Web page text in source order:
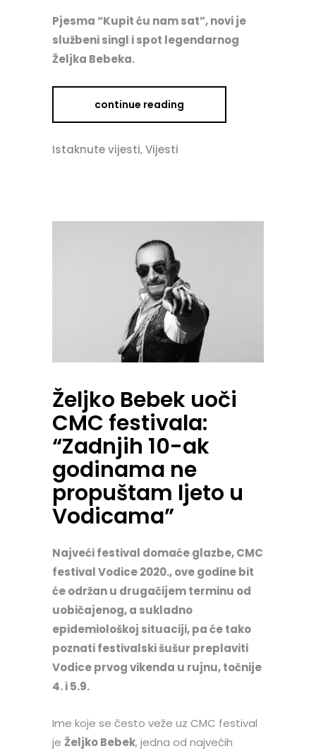
Pjesma “Kupit ću nam sat”, novi je
službeni singl i spot legendarnog
Željka Bebeka.
continue reading
Istaknute vijesti,Vijesti
Željko Bebek uoči
CMC festivala:
“Zadnjih 10-ak
godinama ne
propuštam ljeto u
Vodicama”
Najveći festival domaće glazbe, CMC
festival Vodice 2020., ove godine bit
će održan u drugačijem terminu od
uobičajenog, a sukladno
epidemiološkoj situaciji, pa će tako
poznati festivalski šušur preplaviti
Vodice prvog vikenda u rujnu, točnije
4. i 5.9.
Ime koje se često veže uz CMC festival
je Željko Bebek, jedna od najvećih